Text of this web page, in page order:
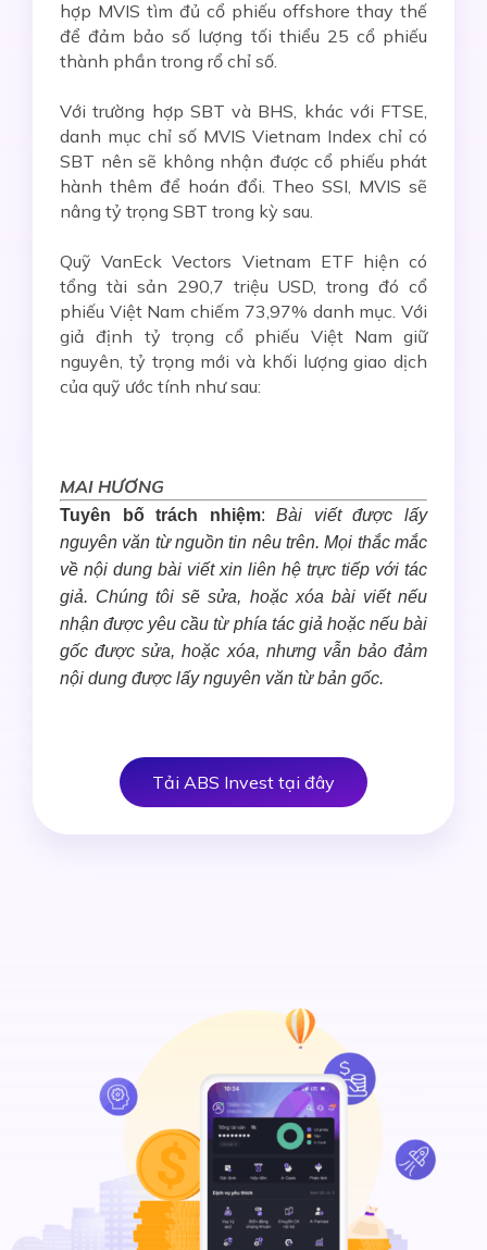
hợp MVIS tìm đủ cổ phiếu offshore thay thế
để đảm bảo số lượng tối thiểu 25 cổ phiếu
thành phần trong rổ chỉ số.
Với trường hợp SBT và BHS, khác với FTSE,
danh mục chỉ số MVIS Vietnam Index chỉ có
SBT nên sẽ không nhận được cổ phiếu phát
hành thêm để hoán đổi. Theo SSI, MVIS sẽ
nâng tỷ trọng SBT trong kỳ sau.
Quỹ VanEck Vectors Vietnam ETF hiện có
tổng tài sản 290,7 triệu USD, trong đó cổ
phiếu Việt Nam chiếm 73,97% danh mục. Với
giả định tỷ trọng cổ phiếu Việt Nam giữ
nguyên, tỷ trọng mới và khối lượng giao dịch
của quỹ ước tính như sau:
MAI HƯƠNG
Tuyên bố trách nhiệm:Bài viết được lấy
nguyên văn từ nguồn tin nêu trên. Mọi thắc mắc
về nội dung bài viết xin liên hệ trực tiếp với tác
giả. Chúng tôi sẽ sửa, hoặc xóa bài viết nếu
nhận được yêu cầu từ phía tác giả hoặc nếu bài
gốc được sửa, hoặc xóa, nhưng vẫn bảo đảm
nội dung được lấy nguyên văn từ bản gốc.
Tải ABS Invest tại đây